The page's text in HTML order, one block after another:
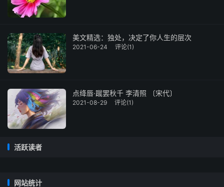
美文精选：独处，决定了你人生的层次
2021-06-24 评论(1)
点绛唇·蹴罢秋千 李清照 〔宋代〕
2021-08-29 评论(1)
活跃读者
网站统计